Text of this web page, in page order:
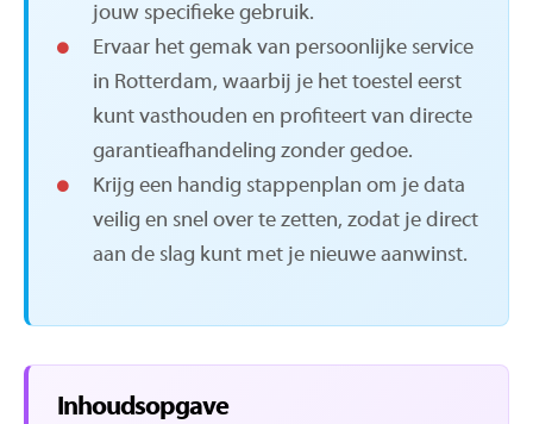
jouw specifieke gebruik.
Ervaar het gemak van persoonlijke service
in Rotterdam, waarbij je het toestel eerst
kunt vasthouden en profiteert van directe
garantieafhandeling zonder gedoe.
Krijg een handig stappenplan om je data
veilig en snel over te zetten, zodat je direct
aan de slag kunt met je nieuwe aanwinst.
Inhoudsopgave